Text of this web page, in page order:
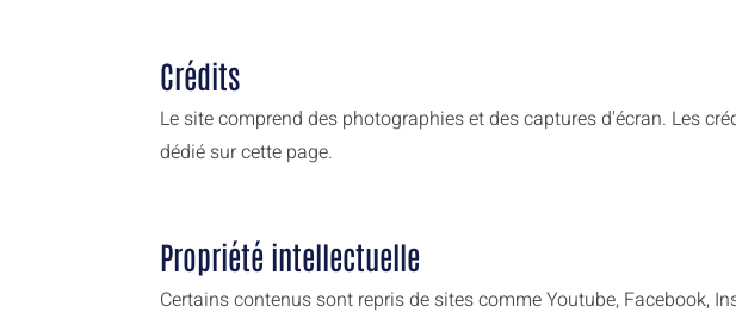
Crédits
Le site comprend des photographies et des captures d'écran. Les
dédié sur cette page.
Propriété intellectuelle
Certains contenus sont repris de sites comme Youtube, Facebook,